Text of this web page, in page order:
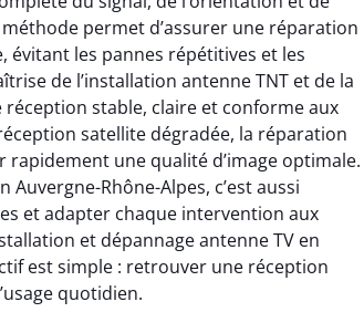
permet d’assurer une réparation
évitant les pannes répétitives et les
de l’installation antenne TNT et de la
stable, claire et conforme aux
satellite dégradée, la réparation
une qualité d’image optimale.
Rhône-Alpes, c’est aussi
et adapter chaque intervention aux
et dépannage antenne TV en
est simple : retrouver une réception
quotidien.